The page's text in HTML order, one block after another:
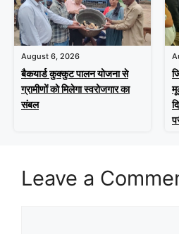
August 6, 2026
बैकयार्ड कुक्कुट पालन योजना से
ग्रामीणों को मिलेगा स्वरोजगार का
संबल
Leave a